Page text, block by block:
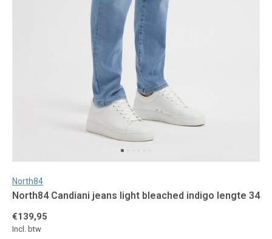
North84
North84 Candiani jeans light bleached indigo lengte 34
€139,95
Incl. btw